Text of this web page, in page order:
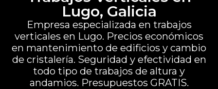
Lugo, Galicia
Empresa especializada en trabajos
verticales en Lugo. Precios económicos
en mantenimiento de edificios y cambio
de cristalería. Seguridad y efectividad en
todo tipo de trabajos de altura y
andamios. Presupuestos GRATIS.